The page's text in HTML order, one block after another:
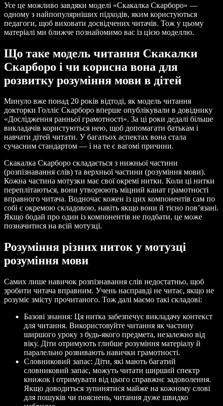
Усе це можливо завдяки моделі «Скакалка Скарборо» —
одному з найпопулярніших підходів, яким користуються
педагоги, щоб виховати досвідчених читачів. Тож у цьому
матеріалі ми ближче познайомимо вас із цією моделлю.
Що таке модель читання Скакалки
Скарборо і чи корисна вона для
розвитку розуміння мови в дітей
Минуло вже понад 20 років відтоді, як модель читання
докторки Голліс Скарборо вперше опублікували в довіднику
«Дослідження ранньої грамотності». За ці роки дедалі більше
викладачів користуються нею, щоб допомагати батькам і
навчати дітей читати. У багатьох аспектах вона стала
сучасним стандартом — і на те є вагомі причини.
Скакалка Скарборо складається з нижньої частини
(розпізнавання слів) та верхньої частини (розуміння мови).
Кожна частина мотузки має свої окремі нитки. Коли ці нитки
переплітаються, вони утворюють міцний канат грамотності
вправного читача. Водночас кожен із цих компонентів сам по
собі є окремою складовою, навіть якщо вони й тісно пов’язані.
Якщо бодай про один із компонентів не подбати, це може
позначитися на всій мотузці.
Розуміння різних ниток у мотузці
розуміння мови
Самих лише навичок розпізнавання слів недостатньо, щоб
зробити читача вправним. Учень насправді не читає, якщо не
розуміє змісту прочитаного. Тож далі маємо такі складові:
Базові знання: Ця нитка забезпечує викладачу контекст
для читання. Використовуйте читання як частину
ширшого уроку з будь-якого предмета, незалежно від
віку. Діти отримують глибше розуміння матеріалу й
паралельно розвивають навички грамотності.
Словниковий запас: Діти, які мають багатий
словниковий запас, можуть читати ширший спектр
книжок і отримувати від цього справжнє задоволення.
Якщо доводиться зупинятися майже на кожному слові
для пошуків чи пояснень, читання дуже швидко